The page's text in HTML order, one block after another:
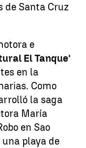
Santa Cruz
e
El Tanque'
en la
Como
la saga
María
en Sao
una playa de